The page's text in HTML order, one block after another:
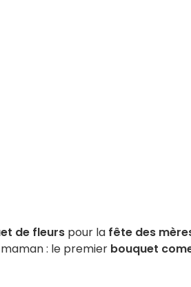
de fleurs pour la fête des
: le premier bouquet